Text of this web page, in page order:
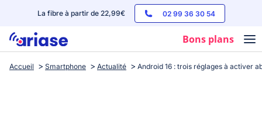
La fibre à partir de 22,99€ 02 99 36 30 54
Bons plans
Box internet
Accueil Smartphone Actualité Android 16 : trois réglages à activer